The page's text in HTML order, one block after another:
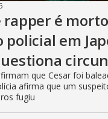
rapper é
policial em
que Cesar foi
afirma que um
fugiu